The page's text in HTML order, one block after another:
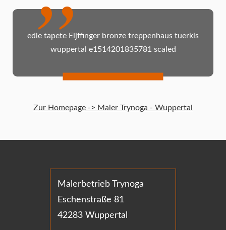
edle tapete Eijffinger bronze treppenhaus tuerkis
wuppertal e1514201835781 scaled
Zur Homepage -> Maler Trynoga - Wuppertal
Malerbetrieb Trynoga
Eschenstraße 81
42283 Wuppertal